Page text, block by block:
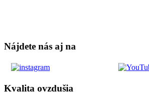
Nájdete nás aj na
Kvalita ovzdušia